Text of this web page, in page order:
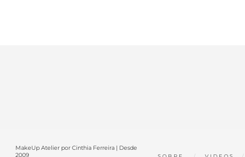
MakeUp Atelier por Cinthia Ferreira | Desde
2009